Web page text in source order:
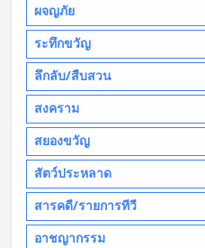
ผจญภัย
ระทึกขวัญ
ลึกลับ/สืบสวน
สงคราม
สยองขวัญ
สัตว์ประหลาด
สารคดี/รายการทีวี
อาชญากรรม